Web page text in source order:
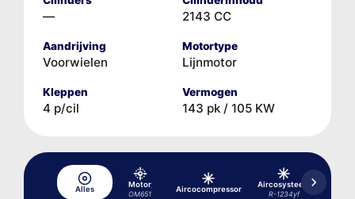
— 2143 CC
Aandrijving
Voorwielen
Motortype
Lijnmotor
Kleppen
4 p/cil
Vermogen
143 pk / 105 KW
Alles
Motor
OM651
Aircocompressor
Aircosysteem
R-1234yf